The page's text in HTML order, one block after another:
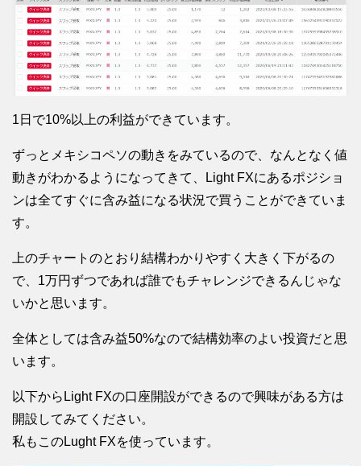
1日で10%以上の利益ができています。
ずっとメキシコペソの動きをみているので、なんとなく値
動きがわかるようになってきて、Light FXにあるポジショ
ンは全てすぐに含み益になる状況で買うことができていま
す。
上のチャートのとおり結構わかりやすく大きく下がるの
で、1万円ずつであれば誰でもチャレンジできるんじゃな
いかと思います。
全体としては含み益50%なので結構効率のよい投資だと思
います。
以下からLight FXの口座開設ができるので興味がある方は
開設してみてください。
私もこのLught FXを使っています。